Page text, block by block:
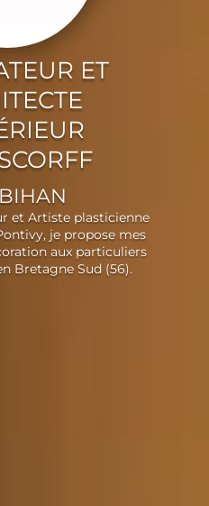
ET
et Artiste plasticienne
je propose mes
aux particuliers
Bretagne Sud (56).